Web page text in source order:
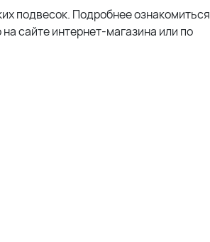
подвесок. Подробнее ознакомиться
сайте интернет-магазина или по